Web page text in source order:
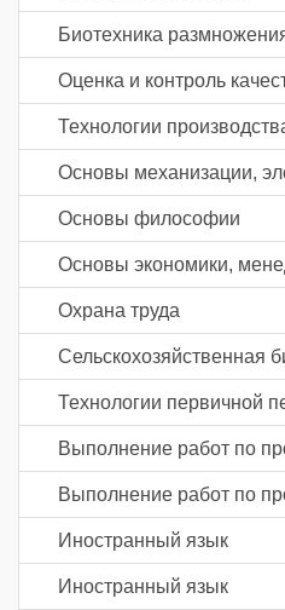
Основы философии
Основы экономики,
Охрана труда
Сельскохозяйственная
Иностранный язык
Иностранный язык